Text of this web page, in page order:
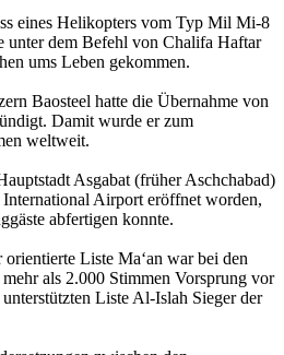
eines Helikopters vom Typ Mil Mi-8
unter dem Befehl von Chalifa Haftar
ums Leben gekommen.
Baosteel hatte die Übernahme von
Damit wurde er zum
weltweit.
Asgabat (früher Aschchabad)
Airport eröffnet worden,
abfertigen konnte.
Liste Ma‘an war bei den
als 2.000 Stimmen Vorsprung vor
Liste Al-Islah Sieger der